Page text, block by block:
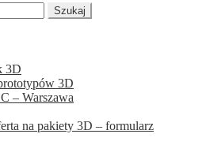
Szukaj
3D
3D
– Warszawa
na pakiety 3D – formularz